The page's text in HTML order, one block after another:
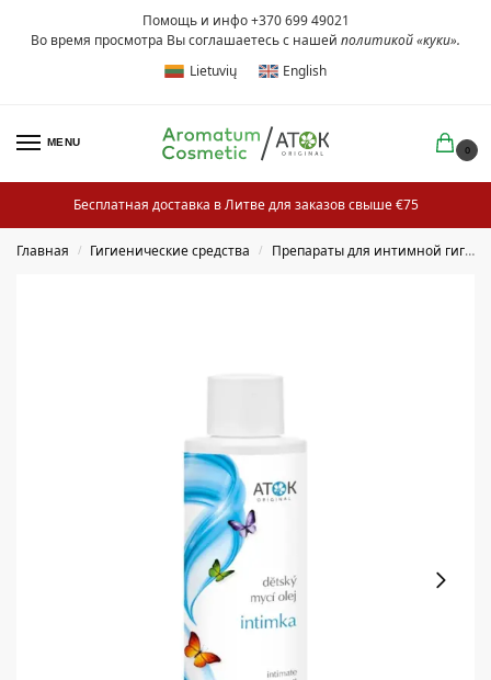
Помощь и инфо +370 699 49021
Во время просмотра Вы соглашаетесь с нашей политикой «куки».
Lietuvių
English
MENU
0
Бесплатная доставка в Литве для заказов свыше €75
Главная / Гигиенические средства / Препараты для интимной гигиены